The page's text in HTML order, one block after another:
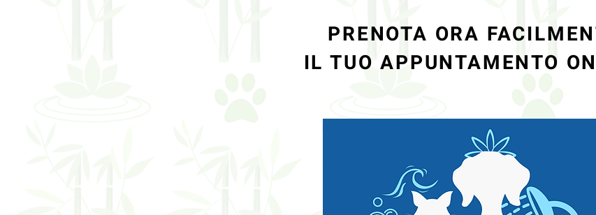
PRENOTA ORA
IL TUO APPUNTAMENTO